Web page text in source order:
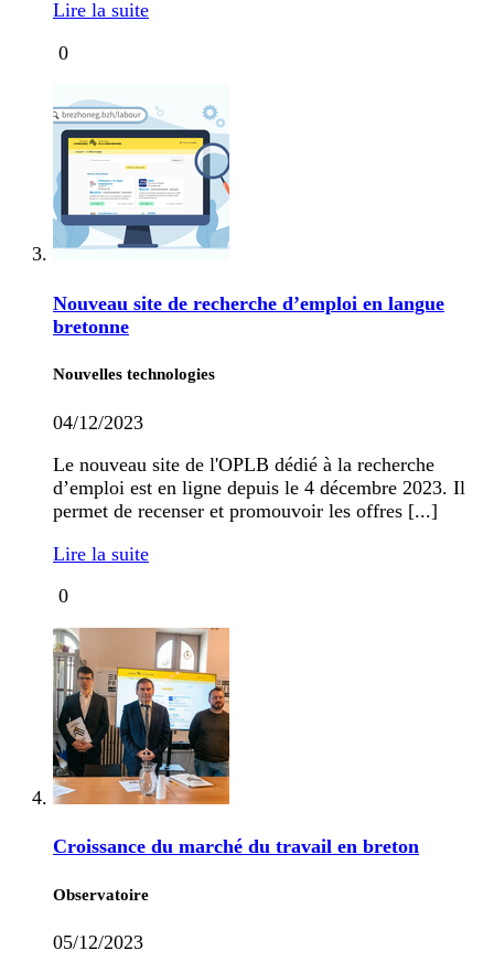
Lire la suite
0
Nouveau site de recherche d’emploi en langue
bretonne
Nouvelles technologies
04/12/2023
Le nouveau site de l'OPLB dédié à la recherche
d’emploi est en ligne depuis le 4 décembre 2023. Il
permet de recenser et promouvoir les offres [...]
Lire la suite
0
Croissance du marché du travail en breton
Observatoire
05/12/2023